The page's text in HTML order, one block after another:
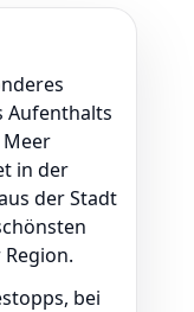
Aufenthalts
in der
der Stadt
bei